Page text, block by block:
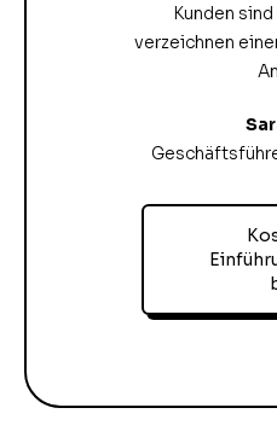
Kunden
verzeichnen